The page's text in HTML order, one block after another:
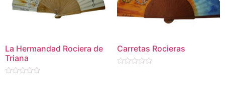
La Hermandad Rociera de
Triana
Carretas Rocieras